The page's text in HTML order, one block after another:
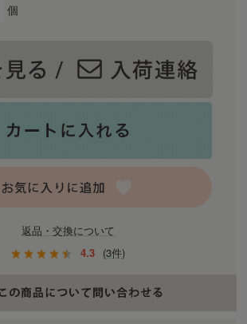
個
返品・交換について
4.3 (3件)